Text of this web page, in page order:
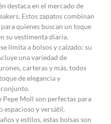
destaca en el mercado de
Estos zapatos combinan
quienes buscan un toque
su vestimenta diaria.
limita a bolsos y calzado; su
una variedad de
carteras y más, todos
de elegancia y
Pepe Moll son perfectas para
espacioso y versátil.
y estilos, estas bolsas son